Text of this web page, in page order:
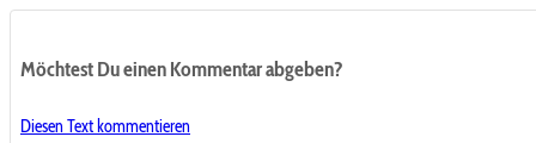
Möchtest Du einen Kommentar abgeben?
Diesen Text kommentieren